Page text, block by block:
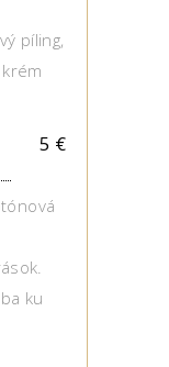
píling,
5 €
ku